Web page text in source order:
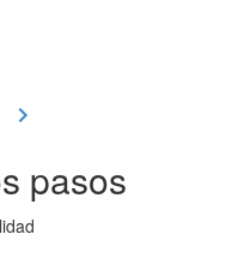
pasos